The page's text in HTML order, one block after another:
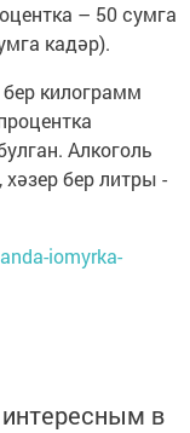
– 50 сумга
кадәр).
бер килограмм
Алкоголь
бер литры -
iomyrka-
в